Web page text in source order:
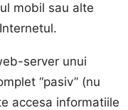
mobil sau alte
server unui
“pasiv” (nu
accesa informatiile